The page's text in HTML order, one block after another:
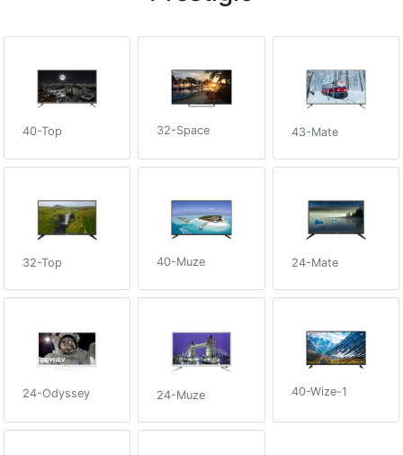
40-Top 32-Space 43-Mate
32-Top 40-Muze 24-Mate
24-Odyssey 24-Muze 40-Wize-1